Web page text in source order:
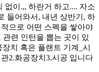
없이.,, 하란거 하고.... 자소
들어와서, 내년 상반기, 하
으로 어떤 스펙을 쌓아야
련 인턴을 뽑는 곳이 있
치 혹은 플랜트 기계_시
2.화공장치3.시공 입니다